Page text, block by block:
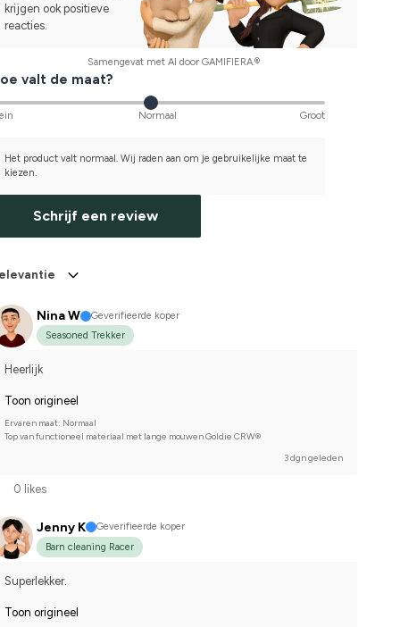
krijgen ook positieve
reacties.
Samengevat met AI door GAMIFIERA.®
valt de maat?
Normaal Groot
Het product valt normaal. Wij raden aan om je gebruikelijke maat te
kiezen.
Schrijf een review
Nina W
Geverifieerde koper
Seasoned Trekker
Heerlijk
Toon origineel
Ervaren maat: Normaal
Top van functioneel materiaal met lange mouwen Goldie CRW®
3 dgn geleden
0 likes
Jenny K
Geverifieerde koper
Barn cleaning Racer
Superlekker.
Toon origineel